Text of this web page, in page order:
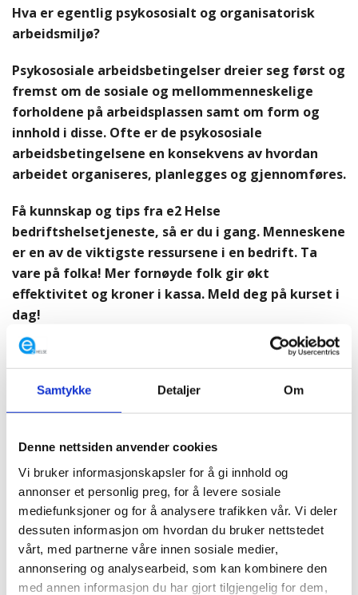
Samtykke Detaljer Om
Denne nettsiden anvender cookies
Vi bruker informasjonskapsler for å gi innhold og
annonser et personlig preg, for å levere sosiale
mediefunksjoner og for å analysere trafikken vår. Vi deler
dessuten informasjon om hvordan du bruker nettstedet
vårt, med partnerne våre innen sosiale medier,
annonsering og analysearbeid, som kan kombinere den
med annen informasjon du har gjort tilgjengelig for dem,
Hva er egentlig psykososialt og organisatorisk
arbeidsmiljø?
Psykososiale arbeidsbetingelser dreier seg først og
fremst om de sosiale og mellommenneskelige
forholdene på arbeidsplassen samt om form og
innhold i disse. Ofte er de psykososiale
arbeidsbetingelsene en konsekvens av hvordan
arbeidet organiseres, planlegges og gjennomføres.
Få kunnskap og tips fra e2 Helse
bedriftshelsetjeneste, så er du i gang. Menneskene
er en av de viktigste ressursene i en bedrift. Ta
vare på folka! Mer fornøyde folk gir økt
effektivitet og kroner i kassa. Meld deg på kurset i
dag!
e2 Helses bedriftshelsetjeneste ved HMS/HR rådgiver
Cecilie og Arbeidspsykolog Karianne, gir deg kunnskap
for å kunne utføre en
enkel risikovurdering av
psykososialt og organisatorisk arbeidsmiljø på en
De formidler de viktigste områdene som bør vurderes
og viser deg hvordan du raskt kan gå fra vurderingen
til konkrete tiltak.
Bedrifter som jobber systematisk med dette vil ha
større sannsynlighet for å lykkes. Det vil også gi dere
mindre sykefravær. Forebygging er billigere en